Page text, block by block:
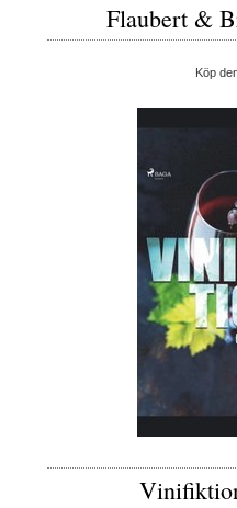
Flaubert &
Köp